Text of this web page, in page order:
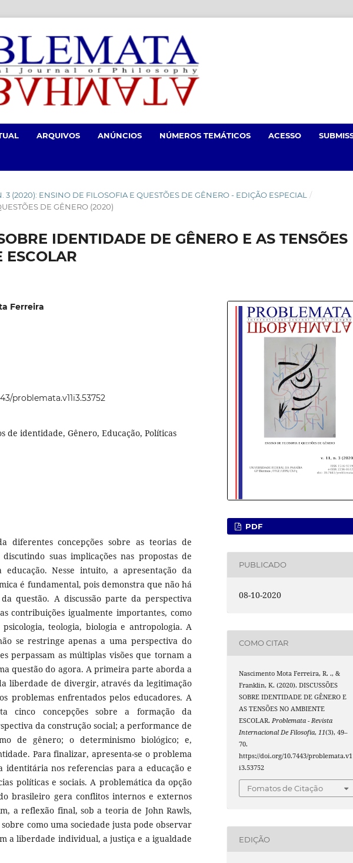
ARQUIVOS ANÚNCIOS NÚMEROS TEMÁTICOS ACESSO
3 (2020): ENSINO DE FILOSOFIA E QUESTÕES DE GÊNERO - EDIÇÃO ESPECIAL
/
DE GÊNERO (2020)
IDENTIDADE DE GÊNERO E AS TENSÕES
ESCOLAR
Ferreira
problemata.v11i3.53752
de identidade, Gênero, Educação, Políticas
diferentes concepções sobre as teorias de
suas implicações nas propostas de
Nesse intuito, a apresentação da
é fundamental, pois demonstra que não há
questão. A discussão parte da perspectiva
contribuições igualmente importantes, como
teologia, biologia e antropologia. A
se restringe apenas a uma perspectiva do
perpassam as múltiplas visões que tornam a
questão do agora. A primeira parte aborda a
liberdade de divergir, através da legitimação
problemas enfrentados pelos educadores. A
cinco concepções sobre a formação da
da construção social; a performance de
de gênero; o determinismo biológico; e,
Para finalizar, apresenta-se o problema
identitária nos referencias para a educação e
políticas e sociais. A problemática da opção
brasileiro gera conflitos internos e externos
a reflexão final, sob a teoria de John Rawls,
como uma sociedade justa pode observar
a liberdade individual, a justiça e a igualdade
PDF
PUBLICADO
08-10-2020
COMO CITAR
Nascimento Mota Ferreira, R. ., &
Franklin, K. (2020). DISCUSSÕES
SOBRE IDENTIDADE DE GÊNERO E
AS TENSÕES NO AMBIENTE
ESCOLAR. Problemata - Revista
Internacional De Filosofia, 11(3), 49–
70.
https://doi.org/10.7443/
i3.53752
Fomatos de Citação
EDIÇÃO